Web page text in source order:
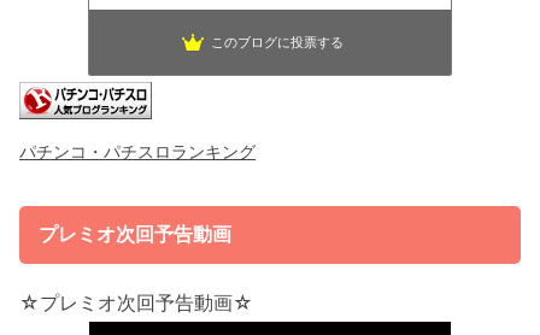
14位 りーやまのサミタでプラス収支を狙う男のボヤキ
プレミアムキングの回胴日記〜人の行く裏に道あり花の山〜
このブログに投票する
パチンコ・パチスロランキング
プレミオ次回予告動画
☆プレミオ次回予告動画☆